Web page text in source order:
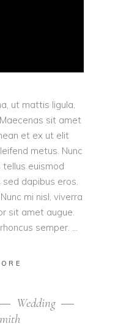
ut mattis ligula.
sit amet
et ex ut elit
metus. Nunc
euismod
dapibus eros.
mi nisl, viverra
sit amet augue.
semper.
Wedding